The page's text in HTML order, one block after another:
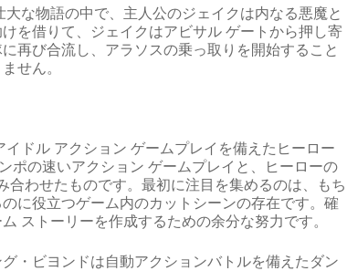
な物語の中で、主人公のジェイクは内なる悪魔と
を借りて、ジェイクはアビサル ゲートから押し寄
再び合流し、アラソスの乗っ取りを開始すること
せん。
ドル アクション ゲームプレイを備えたヒーロー
ポの速いアクション ゲームプレイと、ヒーローの
合わせたものです。最初に注目を集めるのは、もち
に役立つゲーム内のカットシーンの存在です。確
ストーリーを作成するための余分な努力です。
・ビヨンドは自動アクションバトルを備えたダン